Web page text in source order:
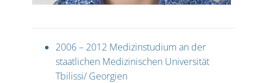
2006 – 2012 Medizinstudium an der
staatlichen Medizinischen Universität
Tbilissi/ Georgien